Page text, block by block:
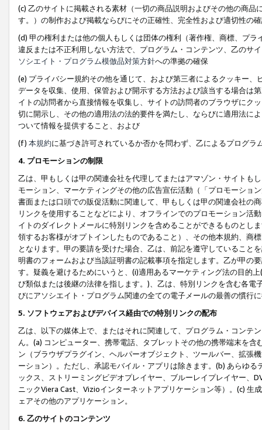
(c) 乙のサイトに掲載される素材（一切の商品説明およびその他の商
す。）の制作および掲載ならびにその正確性、完全性および適切性の
(d) 甲の権利または他の個人もしくは団体の権利（著作権、商標、プ
違反または不正利用しない方法で、プログラム・コンテンツ、乙のサ
ソシエイト・プログラム模倣品対策方針への準拠の確保
(e) プライバシー規約その他を通じて、および第三者によるクッキー
データを収集、使用、保管および開示する方法および該当する場合は
イトの訪問者から直接情報を収集し、サイトの訪問者のブラウザにク
切に開示し、その他の適用法の法的要件を満たし、ならびに適用法に
ついて情報を提供すること、および
(f) 本規約に基づき許可されているか否かを問わず、乙によるプログ
4. プロモーションの制限
乙は、甲もしくは甲の関連会社を代理してまたはアマゾン・サイトも
モーション、マーケティングその他の広告宣伝活動（「プロモーショ
書面または口頭での販促活動に関連して、甲もしくは甲の関連会社の
リンクを使用することなどにより、オフラインでのプロモーション活
イトのダイレクトメールに特別リンクを含めることができるものとし
領するお客様がオプトインしたものであること）、その他本規約、商
となります。甲の要請を受けた場合、乙は、前記を遵守していること
明書のフォームおよび当該証明書の記載事項を指定します。乙が甲の
す。疑義を避けるためにいうと、(i)適用あるマーケティング法の目的
び類似または後継の法律を指します。)、乙は、特別リンクを含む各
びにアソシエイト・プログラム関連の全ての電子メールの最善の慣行
5. ソフトウェアおよびデバイス経由での特別リンクの配布
乙は、以下の媒体上で、またはそれに関連して、プログラム・コンテ
ん。(a) コンピューター、携帯電話、タブレットその他の携帯端末を
ン（ブラウザプラグイン、ヘルパーオブジェクト、ツールバー、拡張
ーション）。ただし、承認モバイル・アプリは除きます。(b) あらゆ
ックス、ストリーミングビデオプレイヤー、ブルーレイプレイヤー、
ニックViera Cast、Vizioインターネットアプリケーション等）。(c)
ェアその他のアプリケーション。
6. 乙のサイトのコンテンツ